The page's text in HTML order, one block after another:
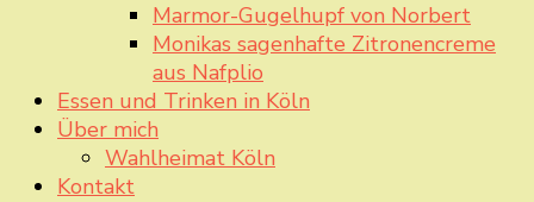
Marmor-Gugelhupf von Norbert
Monikas sagenhafte Zitronencreme
aus Nafplio
Essen und Trinken in Köln
Über mich
Wahlheimat Köln
Kontakt